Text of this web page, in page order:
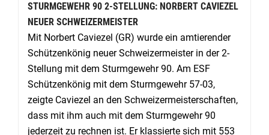
STURMGEWEHR 90 2-STELLUNG: NORBERT CAVIEZEL
NEUER SCHWEIZERMEISTER
Mit Norbert Caviezel (GR) wurde ein amtierender
Schützenkönig neuer Schweizermeister in der 2-
Stellung mit dem Sturmgewehr 90. Am ESF
Schützenkönig mit dem Sturmgewehr 57-03,
zeigte Caviezel an den Schweizermeisterschaften,
dass mit ihm auch mit dem Sturmgewehr 90
jederzeit zu rechnen ist. Er klassierte sich mit 553